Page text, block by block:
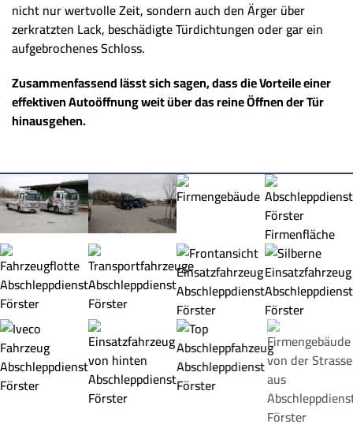
nicht nur wertvolle Zeit, sondern auch den Ärger über
zerkratzten Lack, beschädigte Türdichtungen oder gar ein
aufgebrochenes Schloss.
Zusammenfassend lässt sich sagen, dass die Vorteile einer
effektiven Autoöffnung weit über das reine Öffnen der Tür
hinausgehen.